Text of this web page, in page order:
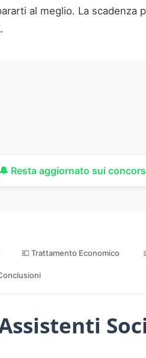
al meglio. La scadenza
Resta aggiornato sui
💶 Trattamento Economico